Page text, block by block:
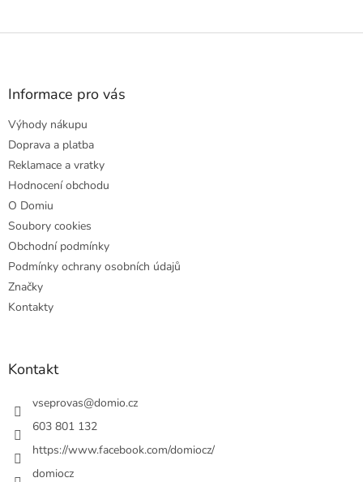
Z
Informace pro vás
Výhody nákupu
Doprava a platba
Reklamace a vratky
Hodnocení obchodu
O Domiu
Soubory cookies
Obchodní podmínky
Podmínky ochrany osobních údajů
Značky
Kontakty
Kontakt
vseprovas@domio.cz
603 801 132
https://www.facebook.com/domiocz/
domiocz